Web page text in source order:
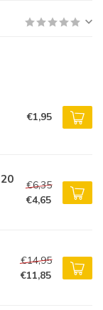
€1,95
€6,35
€4,65
€14,95
€11,85